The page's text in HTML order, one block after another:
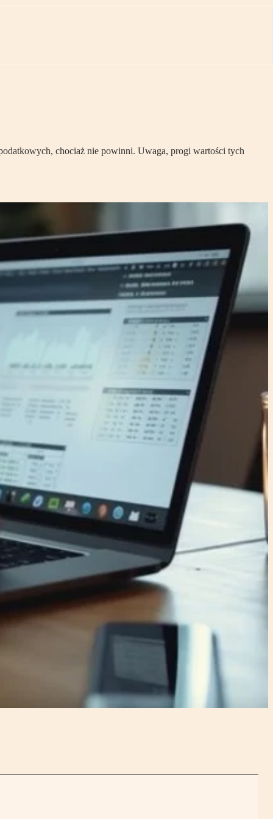
chociaż nie powinni. Uwaga, progi wartości tych